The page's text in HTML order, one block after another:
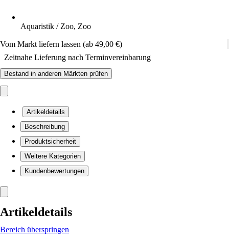
Aquaristik / Zoo, Zoo
Vom Markt liefern lassen (ab 49,00 €)
Zeitnahe Lieferung nach Terminvereinbarung
Bestand in anderen Märkten prüfen
Artikeldetails
Beschreibung
Produktsicherheit
Weitere Kategorien
Kundenbewertungen
Artikeldetails
Bereich überspringen